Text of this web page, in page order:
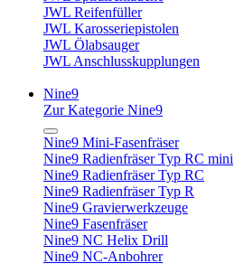
JWL Reifenfüller
JWL Karosseriepistolen
JWL Ölabsauger
JWL Anschlusskupplungen
Nine9
Zur Kategorie Nine9
Nine9 Mini-Fasenfräser
Nine9 Radienfräser Typ RC mini
Nine9 Radienfräser Typ RC
Nine9 Radienfräser Typ R
Nine9 Gravierwerkzeuge
Nine9 Fasenfräser
Nine9 NC Helix Drill
Nine9 NC-Anbohrer